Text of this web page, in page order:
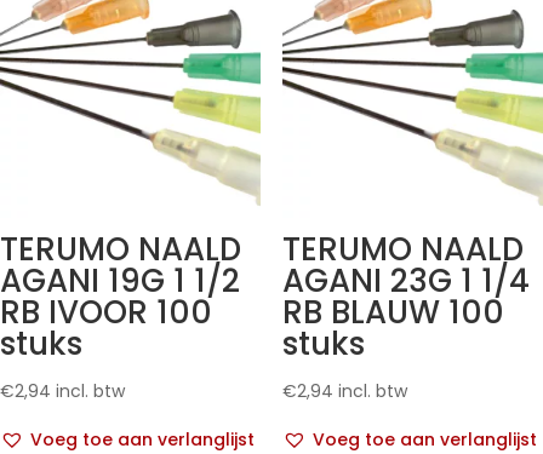
TERUMO NAALD
AGANI 19G 1 1/2
RB IVOOR 100
stuks
€2,94 incl. btw
Voeg toe aan verlanglijst
TERUMO NAALD
AGANI 23G 1 1/4
RB BLAUW 100
stuks
€2,94 incl. btw
Voeg toe aan verlanglijst